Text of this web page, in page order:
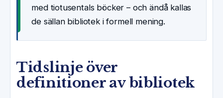
med tiotusentals böcker – och ändå kallas
de sällan bibliotek i formell mening.
Tidslinje över
definitioner av bibliotek